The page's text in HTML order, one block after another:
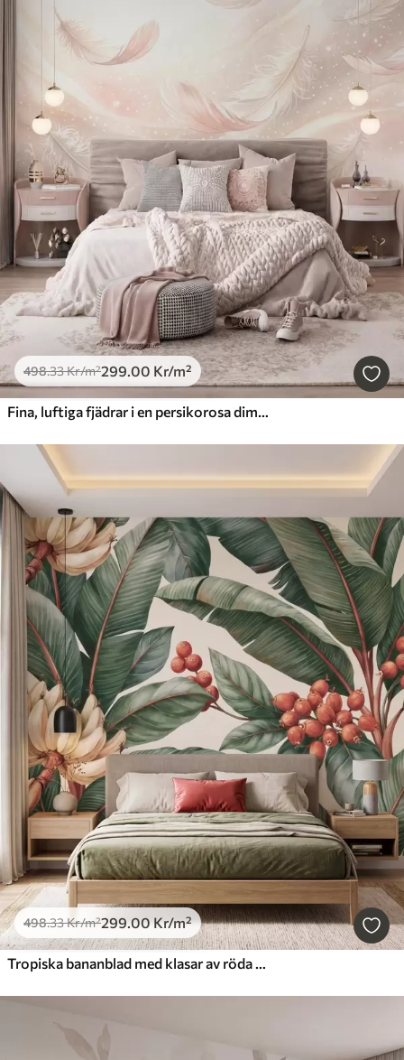
498.33Kr/m²299.00 Kr/m²
Fina, luftiga fjädrar i en persikorosa dimma med skimmer
498.33Kr/m²299.00Kr/m²
Tropiska bananblad med klasar av röda kaffebär, i akvarellstil